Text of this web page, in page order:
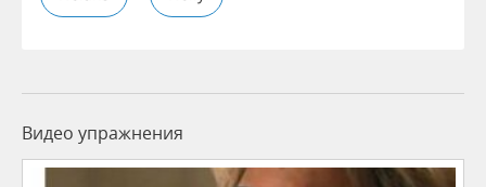
Видео упражнения